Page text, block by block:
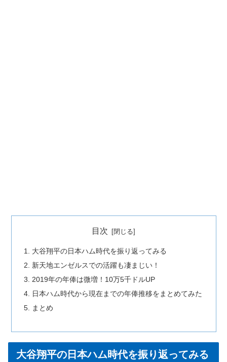
目次
大谷翔平の日本ハム時代を振り返ってみる
新天地エンゼルスでの活躍も凄まじい！
2019年の年俸は微増！10万5千ドルUP
日本ハム時代から現在までの年俸推移をまとめてみた
まとめ
大谷翔平の日本ハム時代を振り返ってみる